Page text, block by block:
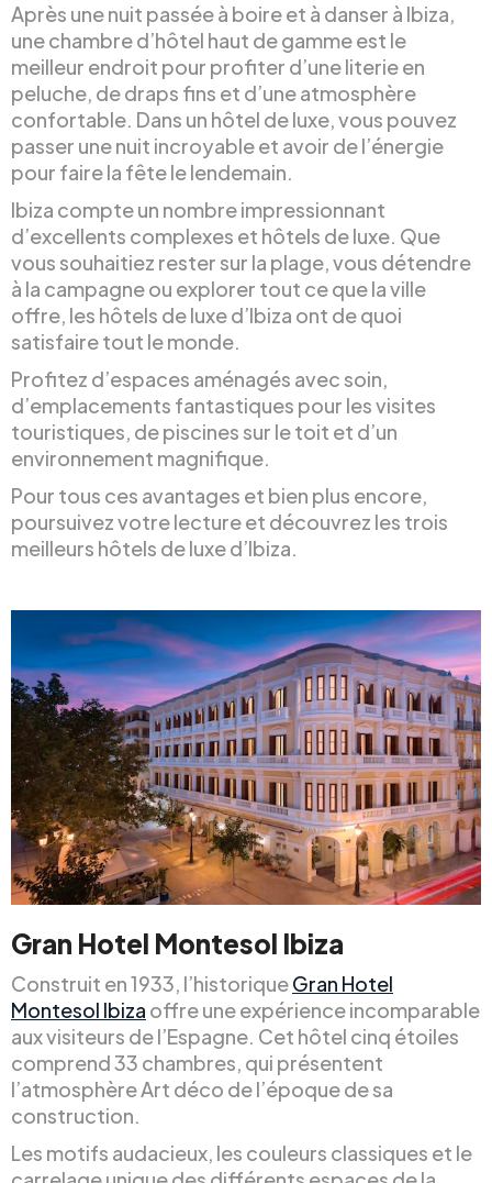
Après une nuit passée à boire et à danser à Ibiza,
une chambre d’hôtel haut de gamme est le
meilleur endroit pour profiter d’une literie en
peluche, de draps fins et d’une atmosphère
confortable. Dans un hôtel de luxe, vous pouvez
passer une nuit incroyable et avoir de l’énergie
pour faire la fête le lendemain.
Ibiza compte un nombre impressionnant
d’excellents complexes et hôtels de luxe. Que
vous souhaitiez rester sur la plage, vous détendre
à la campagne ou explorer tout ce que la ville
offre, les hôtels de luxe d’Ibiza ont de quoi
satisfaire tout le monde.
Profitez d’espaces aménagés avec soin,
d’emplacements fantastiques pour les visites
touristiques, de piscines sur le toit et d’un
environnement magnifique.
Pour tous ces avantages et bien plus encore,
poursuivez votre lecture et découvrez les trois
meilleurs hôtels de luxe d’Ibiza.
Gran Hotel Montesol Ibiza
Construit en 1933, l’historiqueGran Hotel
Montesol Ibiza offre une expérience incomparable
aux visiteurs de l’Espagne. Cet hôtel cinq étoiles
comprend 33 chambres, qui présentent
l’atmosphère Art déco de l’époque de sa
construction.
Les motifs audacieux, les couleurs classiques et le